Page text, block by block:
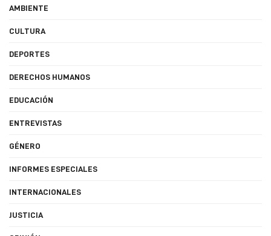
AMBIENTE
CULTURA
DEPORTES
DERECHOS HUMANOS
EDUCACIÓN
ENTREVISTAS
GÉNERO
INFORMES ESPECIALES
INTERNACIONALES
JUSTICIA